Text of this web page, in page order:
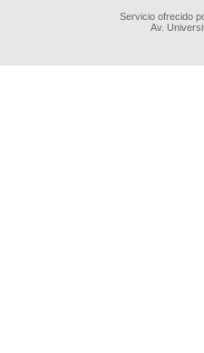
Servicio ofrecido
Av.